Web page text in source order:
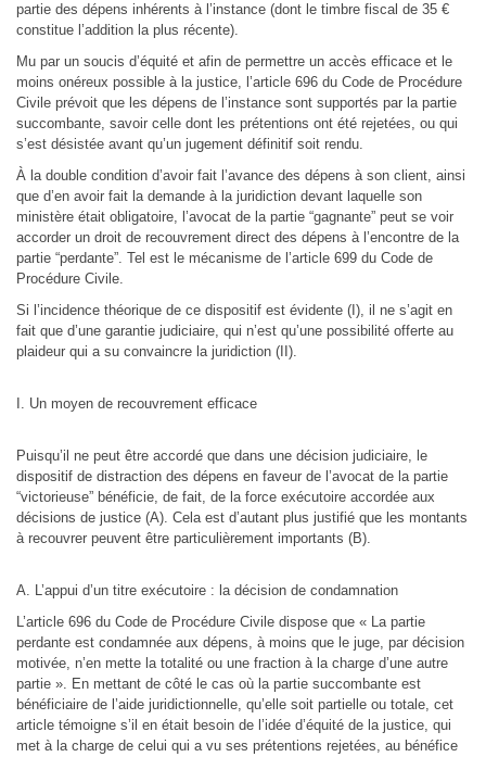
partie des dépens inhérents à l’instance (dont le timbre fiscal de 35 €
constitue l’addition la plus récente).
Mu par un soucis d’équité et afin de permettre un accès efficace et le
moins onéreux possible à la justice, l’article 696 du Code de Procédure
Civile prévoit que les dépens de l’instance sont supportés par la partie
succombante, savoir celle dont les prétentions ont été rejetées, ou qui
s’est désistée avant qu’un jugement définitif soit rendu.
À la double condition d’avoir fait l’avance des dépens à son client, ainsi
que d’en avoir fait la demande à la juridiction devant laquelle son
ministère était obligatoire, l’avocat de la partie “gagnante” peut se voir
accorder un droit de recouvrement direct des dépens à l’encontre de la
partie “perdante”. Tel est le mécanisme de l’article 699 du Code de
Procédure Civile.
Si l’incidence théorique de ce dispositif est évidente (I), il ne s’agit en
fait que d’une garantie judiciaire, qui n’est qu’une possibilité offerte au
plaideur qui a su convaincre la juridiction (II).
I. Un moyen de recouvrement efficace
Puisqu’il ne peut être accordé que dans une décision judiciaire, le
dispositif de distraction des dépens en faveur de l’avocat de la partie
“victorieuse” bénéficie, de fait, de la force exécutoire accordée aux
décisions de justice (A). Cela est d’autant plus justifié que les montants
à recouvrer peuvent être particulièrement importants (B).
A. L’appui d’un titre exécutoire : la décision de condamnation
L’article 696 du Code de Procédure Civile dispose que « La partie
perdante est condamnée aux dépens, à moins que le juge, par décision
motivée, n’en mette la totalité ou une fraction à la charge d’une autre
partie ». En mettant de côté le cas où la partie succombante est
bénéficiaire de l’aide juridictionnelle, qu’elle soit partielle ou totale, cet
article témoigne s’il en était besoin de l’idée d’équité de la justice, qui
met à la charge de celui qui a vu ses prétentions rejetées, au bénéfice